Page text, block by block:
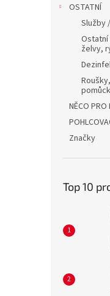
OSTATNÍ
Služby
želvy,
NĚCO PRO
Značky
Top 10